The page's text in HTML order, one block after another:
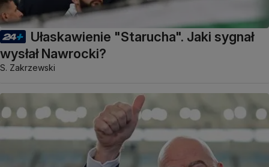
Ułaskawienie "Starucha". Jaki sygnał
wysłał Nawrocki?
S. Zakrzewski